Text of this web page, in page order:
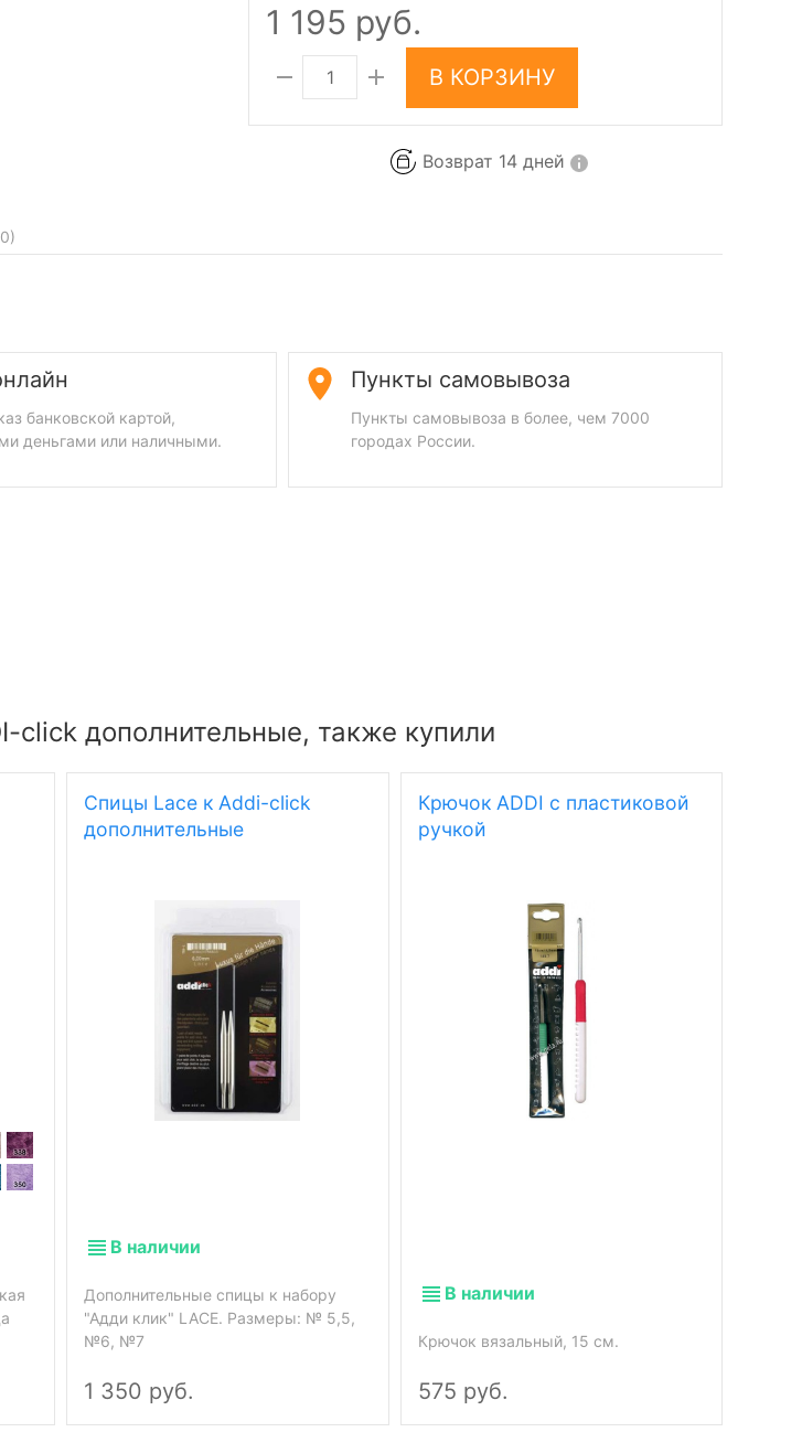
1 195 руб.
В КОРЗИНУ
Возврат 14 дней
0)
банковской картой,
деньгами или наличными.
Пункты самовывоза
Пункты самовывоза в более, чем 7000
городах России.
click дополнительные, также купили
Спицы Lace к Addi-click
дополнительные
В наличии
Дополнительные спицы к набору
"Адди клик" LACE. Размеры: № 5,5,
№6, №7
1 350 руб.
Крючок ADDI с пластиковой
ручкой
В наличии
Крючок вязальный, 15 см.
575 руб.